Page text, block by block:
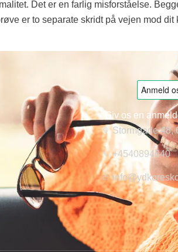
Det er en farlig misforståelse.
er to separate skridt på vejen mod
Giv os en
Stormgade 48,
+4540894640